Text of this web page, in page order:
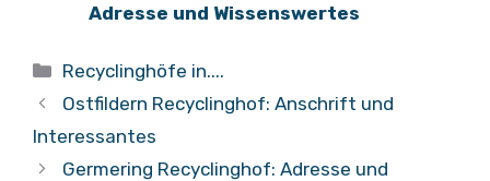
Adresse und Wissenswertes
Kategorien
Recyclinghöfe in....
Ostfildern Recyclinghof: Anschrift und
Interessantes
Germering Recyclinghof: Adresse und